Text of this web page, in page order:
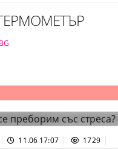
11.06 17:07 1729